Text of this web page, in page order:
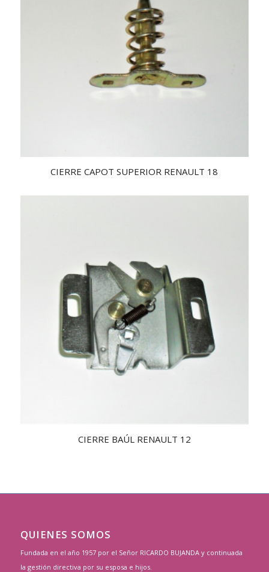
2.51
CIERRE CAPOT SUPERIOR RENAULT 18
2.50
CIERRE BAÚL RENAULT 12
QUIENES SOMOS
Fundada en el año 1957 por el Señor RICARDO BUJANDA y continuada
la gestión directiva por su esposa e hijos.